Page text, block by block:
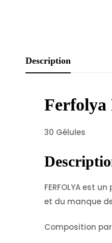
Description
Ferfolya
30 Gélules
FERFOLYA est
et du manque
Composition